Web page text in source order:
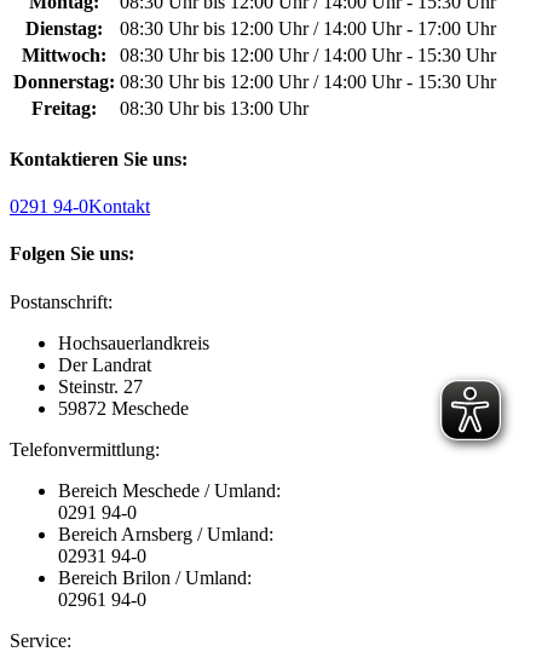
Dienstag:
08:30 Uhr bis 12:00 Uhr / 14:00 Uhr - 17:00 Uhr
Mittwoch:
08:30 Uhr bis 12:00 Uhr / 14:00 Uhr - 15:30 Uhr
Donnerstag: 08:30 Uhr bis 12:00 Uhr / 14:00 Uhr - 15:30 Uhr
Freitag:
08:30 Uhr bis 13:00 Uhr
Kontaktieren Sie uns:
0291 94-0Kontakt
Folgen Sie uns:
Postanschrift:
Hochsauerlandkreis
Der Landrat
Steinstr. 27
59872 Meschede
Telefonvermittlung:
Bereich Meschede / Umland:
0291 94-0
Bereich Arnsberg / Umland:
02931 94-0
Bereich Brilon / Umland:
02961 94-0
Service: